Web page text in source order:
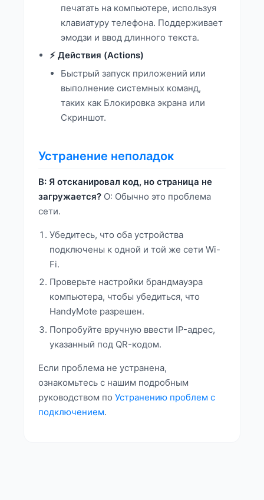
печатать на компьютере, используя
клавиатуру телефона. Поддерживает
эмодзи и ввод длинного текста.
⚡ Действия (Actions)
Быстрый запуск приложений или
выполнение системных команд,
таких как Блокировка экрана или
Скриншот.
Устранение неполадок
В: Я отсканировал код, но страница не
загружается? О: Обычно это проблема
сети.
Убедитесь, что оба устройства
подключены к одной и той же сети Wi-
Fi.
Проверьте настройки брандмауэра
компьютера, чтобы убедиться, что
HandyMote разрешен.
Попробуйте вручную ввести IP-адрес,
указанный под QR-кодом.
Если проблема не устранена,
ознакомьтесь с нашим подробным
руководством по Устранению проблем с
подключением.